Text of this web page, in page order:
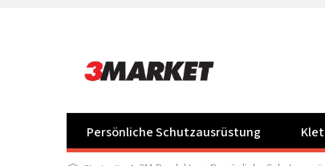
Persönliche Schutzausrüstung